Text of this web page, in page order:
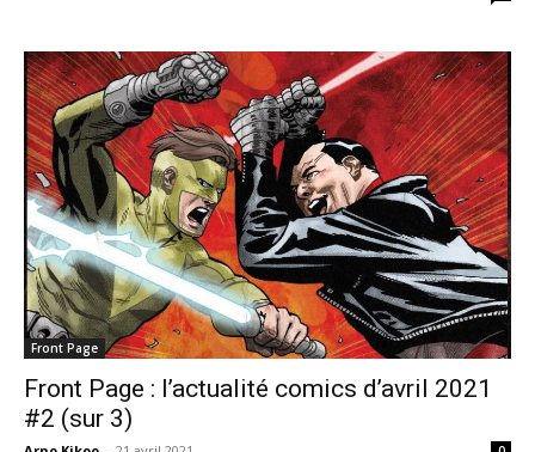
Front Page
Front Page : l’actualité comics d’avril 2021
#2 (sur 3)